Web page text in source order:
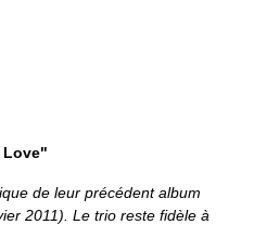
Love"
de leur précédent album
2011). Le trio reste fidèle à